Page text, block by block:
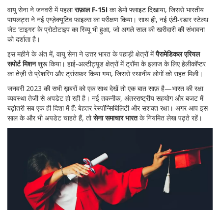
वायु सेना ने जनवरी में पहलाराफ़ाल F‑15I का डेमो फ्लाइट दिखाया, जिससे भारतीय
पायलट्स ने नई एग्ज़ेक्यूटिव फाइल्स का परीक्षण किया। साथ ही, नई एंटी‑रडार स्टेल्थ
जेट ‘टाइगर’ के प्रोटोटाइप का रिव्यू भी हुआ, जो अगले साल की खरीदारी की संभावना
को दर्शाता है।
इस महीने के अंत में, वायु सेना ने उत्तर भारत के पहाड़ी क्षेत्रों मेंपैरामेडिकल एरियल
सपोर्ट मिशनशुरू किया। हाई‑अल्टीट्यूड क्षेत्रों में ट्रॉमा के इलाज के लिए हेलीकॉप्टर
का तेज़ी से प्रेशरिंग और ट्रांसफ़र किया गया, जिससे स्थानीय लोगों को राहत मिली।
जनवरी 2023 की सभी ख़बरों को एक साथ देखें तो एक बात साफ़ है—भारत की रक्षा
व्यवस्था तेजी से अपडेट हो रही है। नई तकनीक, अंतरराष्ट्रीय सहयोग और बजट में
बढ़ोतरी सब एक ही दिशा में हैं: बेहतर रेस्पॉन्सिबिलिटी और सशक्त रक्षा। अगर आप इस
साल के और भी अपडेट चाहते हैं, तोसेना समाचार भारतके नियमित लेख पढ़ते रहें।